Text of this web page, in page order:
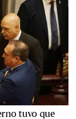
tuvo que